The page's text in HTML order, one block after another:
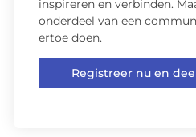
inspireren en verbinden.
onderdeel van een
ertoe doen.
Registreer nu en